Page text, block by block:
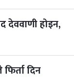
देववाणी होइन,
दिन